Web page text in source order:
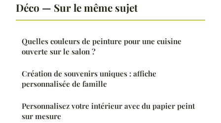
Déco — Sur le même sujet
Quelles couleurs de peinture pour une cuisine
ouverte sur le salon ?
Création de souvenirs uniques : affiche
personnalisée de famille
Personnalisez votre intérieur avec du papier peint
sur mesure